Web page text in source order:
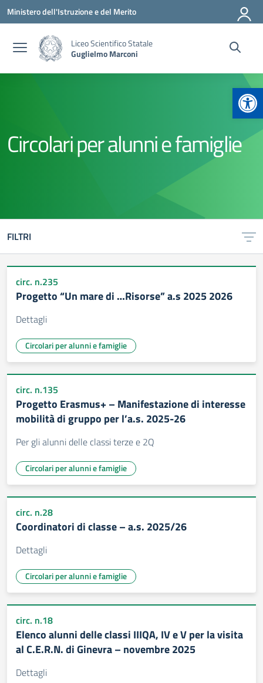
Vai ai contenuti
Vai al menu di navigazione
Vai al footer
Ministero dell'Istruzione e del Merito
Liceo Scientifico Statale
Guglielmo Marconi
Circolari per alunni e famiglie
FILTRI
circ. n.235
Progetto “Un mare di …Risorse” a.s 2025 2026
Dettagli
Circolari per alunni e famiglie
circ. n.135
Progetto Erasmus+ – Manifestazione di interesse
mobilità di gruppo per l’a.s. 2025-26
Per gli alunni delle classi terze e 2Q
Circolari per alunni e famiglie
circ. n.28
Coordinatori di classe – a.s. 2025/26
Dettagli
Circolari per alunni e famiglie
circ. n.18
Elenco alunni delle classi IIIQA, IV e V per la visita
al C.E.R.N. di Ginevra – novembre 2025
Dettagli